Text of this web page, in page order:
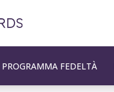
PROGRAMMA FEDELTÀ